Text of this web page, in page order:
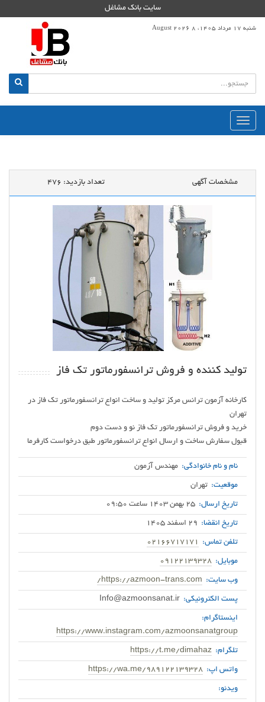
سایت بانک مشاغل
شنبه 17 مرداد 1405، 8 August 2026
منوی
اصلی
مشخصات آگهی تعداد بازدید:
تولید کننده و فروش ترانسفورماتور تک فاز
کارخانه آزمون ترانس مرکز تولید و ساخت انواع ترانسفورماتور تک فاز در
قبول سفارش ساخت و ارسال انواع ترانسفورماتور طبق درخواست کارفرما
نام و نام خانوادگی: مهندس آزمون
موقعیت: تهران
تاریخ ارسال: 25 بهمن 1403 ساعت 09:50
تاریخ انقضا: 29 اسفند 1405
تلفن تماس: 02166717171
موبایل: 09122139328
وب سایت: https://azmoon-trans.com/
پست الکترونیکی: Info@azmoonsanat.ir
اینستاگرام:
https://www.instagram.com/azmoonsanatgroup
تلگرام: https://t.me/dimahaz
واتس اپ: https://wa.me/989122139328
ویدئو: